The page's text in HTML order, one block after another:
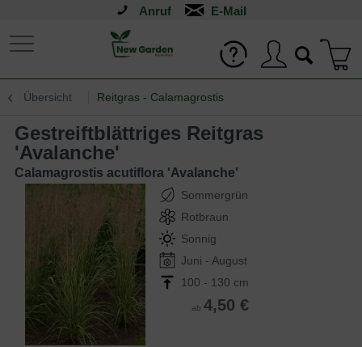
Anruf
Übersicht Reitgras - Calamagrostis
Gestreiftblättriges Reitgras
'Avalanche'
Calamagrostis acutiflora 'Avalanche'
Sommergrün
Rotbraun
Sonnig
Juni - August
100 - 130 cm
ab 4,50 €